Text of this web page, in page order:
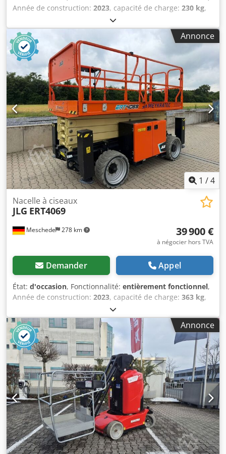
Année de construction: 2023, capacité de charge: 230 kg,
, type de carburant:
longueur totale:2 400 mm, type de transmission:Elektro,
largeur de construction:
, hauteur de travail:
10 000 mm
, Plateforme élévatrice à ciseaux État : prête à
l'emploi et entièrement fonctionnelle Chjdpfxszr Accj An
Hja État technique : très bon Type de batterie : PzS Année
de fabrication de la batterie : 2023
Annonce
1 /4
Meschede 278 km
Nacelle à ciseaux
JLG ERT4069
39 900 €
à négocier hors TVA
Demander Appel
État: d'occasion, Fonctionnalité: entièrement fonctionnel,
Année de construction: 2023, capacité de charge: 363 kg,
, type de carburant:
longueur totale:3 530 mm, type de transmission:Elektro,
largeur de construction: 1 760 mm
, hauteur de travail:
14 000 mm, Plateforme élévatrice à ciseaux État : prête à
l’emploi et entièrement fonctionnelle Chjdszr Ab Sopfx An
Hea État technique : très bon Type de batterie : PzS Année
de fabrication de la batterie : 2023
Annonce